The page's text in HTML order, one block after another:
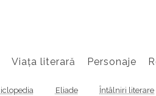
Viața literară Personaje
Eliade Întâlniri literare